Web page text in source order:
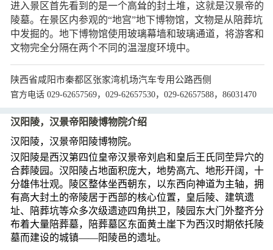
进入景区首先看到的是一个高耸的封土堆，这就是汉景帝的
陵墓。在景区内参观的“地宫”地下博物馆，文物是从陪葬坑
中发掘的。地下博物馆使用玻璃幕墙和玻璃通道，将游客和
文物完全分隔在两个不同的温湿度环境中。
陕西省咸阳市秦都区张家湾机场汽车专用公路西侧
官方电话 029-62657569，029-62657530，029-62657588，86031470
汉阳陵，汉景帝阳陵博物院介绍
汉阳陵，汉景帝阳陵博物院。
汉阳陵是西汉第四位皇帝汉景帝刘启和皇后王氏同茔异穴的
合葬陵园。汉阳陵占地面积庞大，地势高亢、地形开阔，十
分雄伟壮观。陵区整体坐西朝东，以东西向神道为主轴，拥
有高大封土的帝陵居于西部的核心位置，皇后陵、建筑遗
址、陪葬坑等众多次级遗迹四角拱卫，陵园东大门外整齐分
布着大量陪葬墓，陪葬墓区东面黄土崖下为西汉时期依托陵
墓而建设的城镇——阳陵邑的遗址。